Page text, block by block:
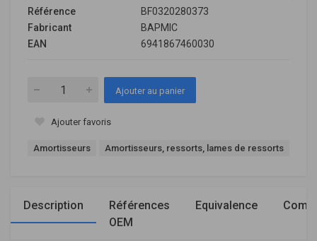
Référence
BF0320280373
Fabricant
BAPMIC
EAN
6941867460030
Ajouter au panier
Ajouter favoris
Amortisseurs Amortisseurs, ressorts, lames de ressorts
Description
Références
OEM
Equivalence